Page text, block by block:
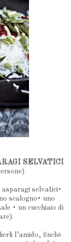
SELVATICI
selvatici•
scalogno• uno
• un cucchiaio di
l’amido, finchè